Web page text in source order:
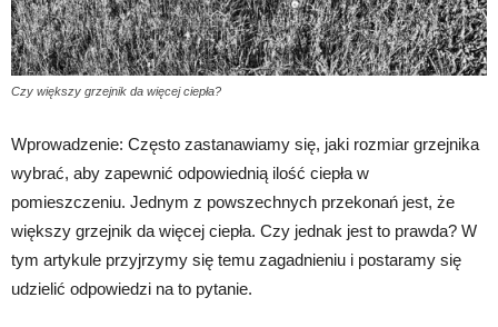
Czy większy grzejnik da więcej ciepła?
Wprowadzenie: Często zastanawiamy się, jaki rozmiar grzejnika
wybrać, aby zapewnić odpowiednią ilość ciepła w
pomieszczeniu. Jednym z powszechnych przekonań jest, że
większy grzejnik da więcej ciepła. Czy jednak jest to prawda? W
tym artykule przyjrzymy się temu zagadnieniu i postaramy się
udzielić odpowiedzi na to pytanie.